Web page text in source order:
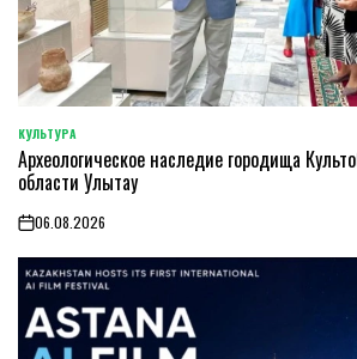
POSTED
IN
КУЛЬТУРА
Археологическое наследие городища
области Улытау
on06.08.2026